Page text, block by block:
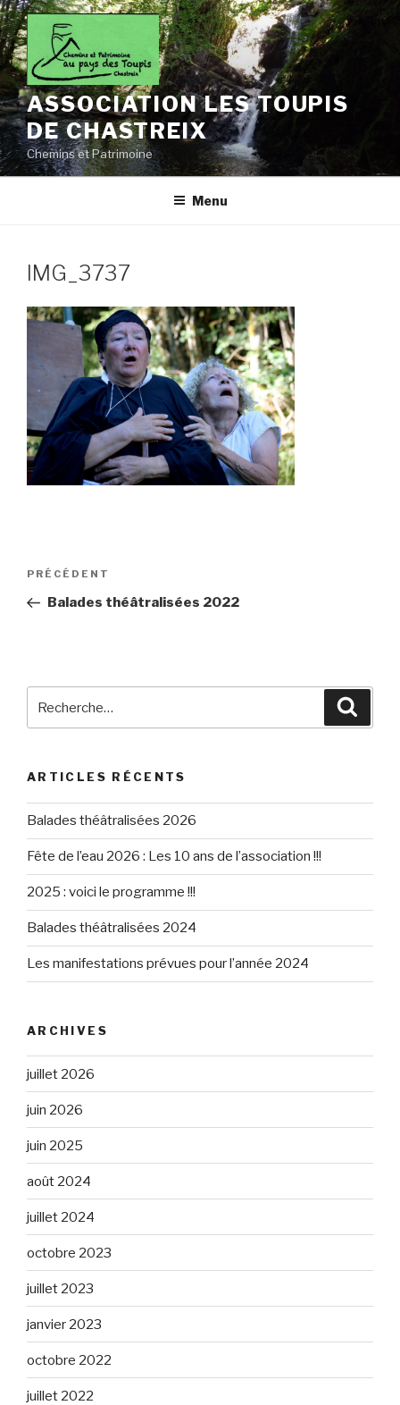
Aller
au
contenu
principal
ASSOCIATION LES TOUPIS
DE CHASTREIX
Chemins et Patrimoine
Menu
IMG_3737
Navigation
l’article
Article
précédent
PRÉCÉDENT
Balades théâtralisées 2022
ARTICLES RÉCENTS
Balades théâtralisées 2026
Fête de l’eau 2026 : Les 10 ans de l’association !!!
2025 : voici le programme !!!
Balades théâtralisées 2024
Les manifestations prévues pour l’année 2024
ARCHIVES
juillet 2026
juin 2026
juin 2025
août 2024
juillet 2024
octobre 2023
juillet 2023
janvier 2023
octobre 2022
juillet 2022